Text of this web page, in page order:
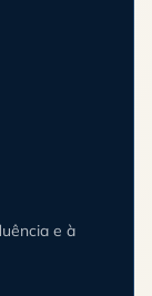
e à